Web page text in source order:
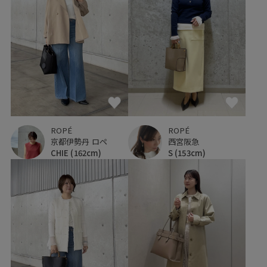
ROPÉ
京都伊勢丹 ロペ
CHIE (162cm)
ROPÉ
西宮阪急
S (153cm)